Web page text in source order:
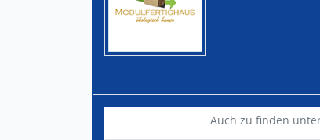
Auch zu finden